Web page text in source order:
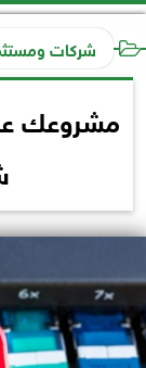
شركات
مشروعك